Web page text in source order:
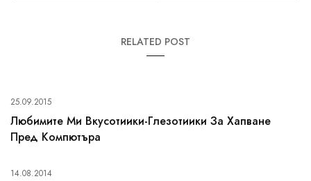
RELATED POST
25.09.2015
Любимите Ми Вкусотиики-Глезотиики За Хапване
Пред Компютъра
14.08.2014